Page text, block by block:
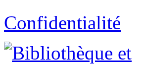
Confidentialité